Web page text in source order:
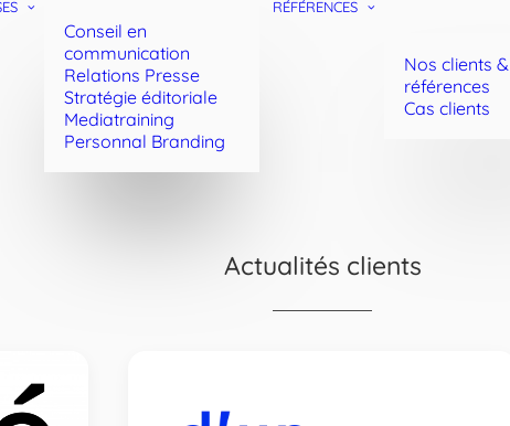
Conseil en
communication
Relations Presse
Stratégie éditoriale
Mediatraining
Personnal Branding
RÉFÉRENCES
Nos clients &
références
Cas clients
Actualités clients